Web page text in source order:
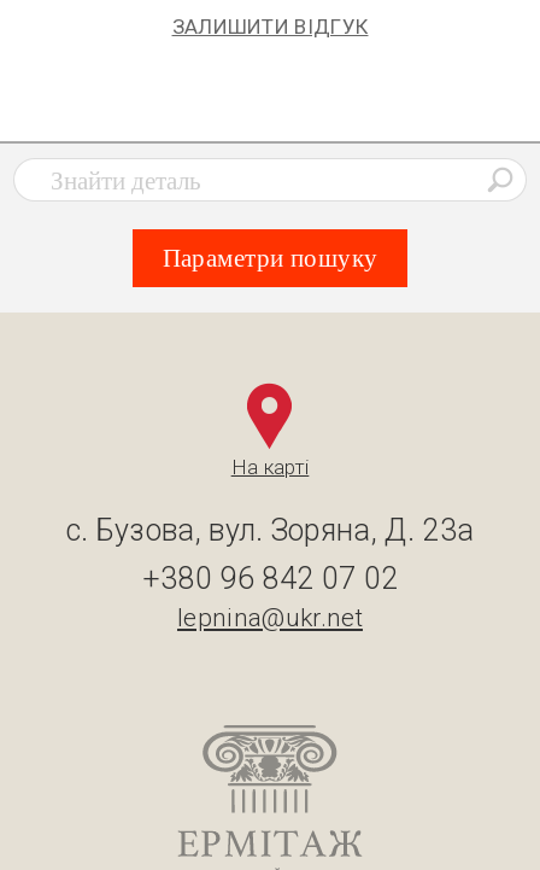
ЗАЛИШИТИ ВІДГУК
Параметри пошуку
На карті
с. Бузова, вул. Зоряна, Д. 23а
+380 96 842 07 02
lepnina@ukr.net